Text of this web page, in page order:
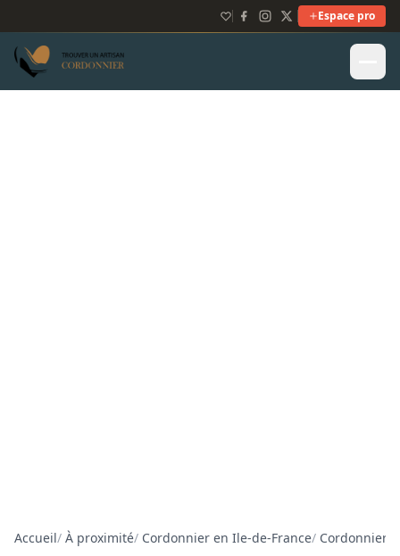
Espace pro
Accueil/ À proximité/ Cordonnier en Ile-de-France/ Cordonnier